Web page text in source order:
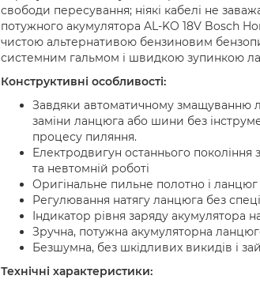
свободи пересування; ніякі кабелі не
потужного акумулятора AL-KO 18V Bosch
чистою альтернативою бензиновим
системним гальмом і швидкою зупинкою
Конструктивні особливості:
Завдяки автоматичному змащуванню
заміни ланцюга або шини без
процесу пиляння.
Електродвигун останнього
та невтомній роботі
Оригінальне пильне полотно і ланцюг
Регулювання натягу ланцюга без
Індикатор рівня заряду акумулятора
Зручна, потужна акумуляторна
Безшумна, без шкідливих викидів і
Технічні характеристики: